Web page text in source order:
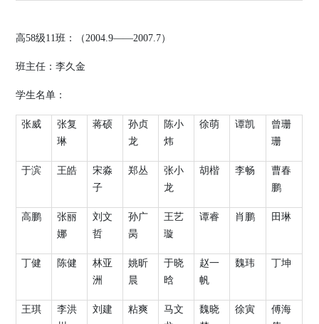
高58级11班：（2004.9——2007.7）
班主任：李久金
学生名单：
张威
张复
琳
蒋硕
孙贞
龙
陈小
炜
徐萌 谭凯
曾珊
珊
于滨 王皓
宋淼
子
郑丛
张小
龙
胡楷 李畅
曹春
鹏
高鹏
张丽
娜
刘文
哲
孙广
昺
王艺
璇
谭睿 肖鹏 田琳
丁健 陈健
林亚
洲
姚昕
晨
于晓
晗
赵一
帆
魏玮 丁坤
王琪
李洪
刘建 粘爽
马文
魏晓
徐寅
傅海